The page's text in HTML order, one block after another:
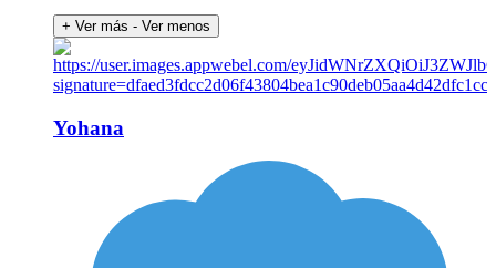
+ Ver más - Ver menos
Yohana